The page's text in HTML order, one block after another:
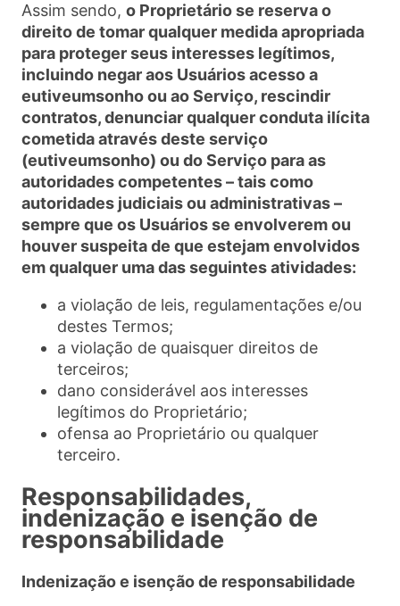
Assim sendo, o Proprietário se reserva o
direito de tomar qualquer medida apropriada
para proteger seus interesses legítimos,
incluindo negar aos Usuários acesso a
eutiveumsonho ou ao Serviço, rescindir
contratos, denunciar qualquer conduta ilícita
cometida através deste serviço
(eutiveumsonho) ou do Serviço para as
autoridades competentes – tais como
autoridades judiciais ou administrativas –
sempre que os Usuários se envolverem ou
houver suspeita de que estejam envolvidos
em qualquer uma das seguintes atividades:
a violação de leis, regulamentações e/ou
destes Termos;
a violação de quaisquer direitos de
terceiros;
dano considerável aos interesses
legítimos do Proprietário;
ofensa ao Proprietário ou qualquer
terceiro.
Responsabilidades,
indenização e isenção de
responsabilidade
Indenização e isenção de responsabilidade